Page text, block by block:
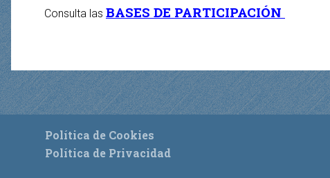
Consulta las BASES DE PARTICIPACIÓN
Política de Cookies
Política de Privacidad